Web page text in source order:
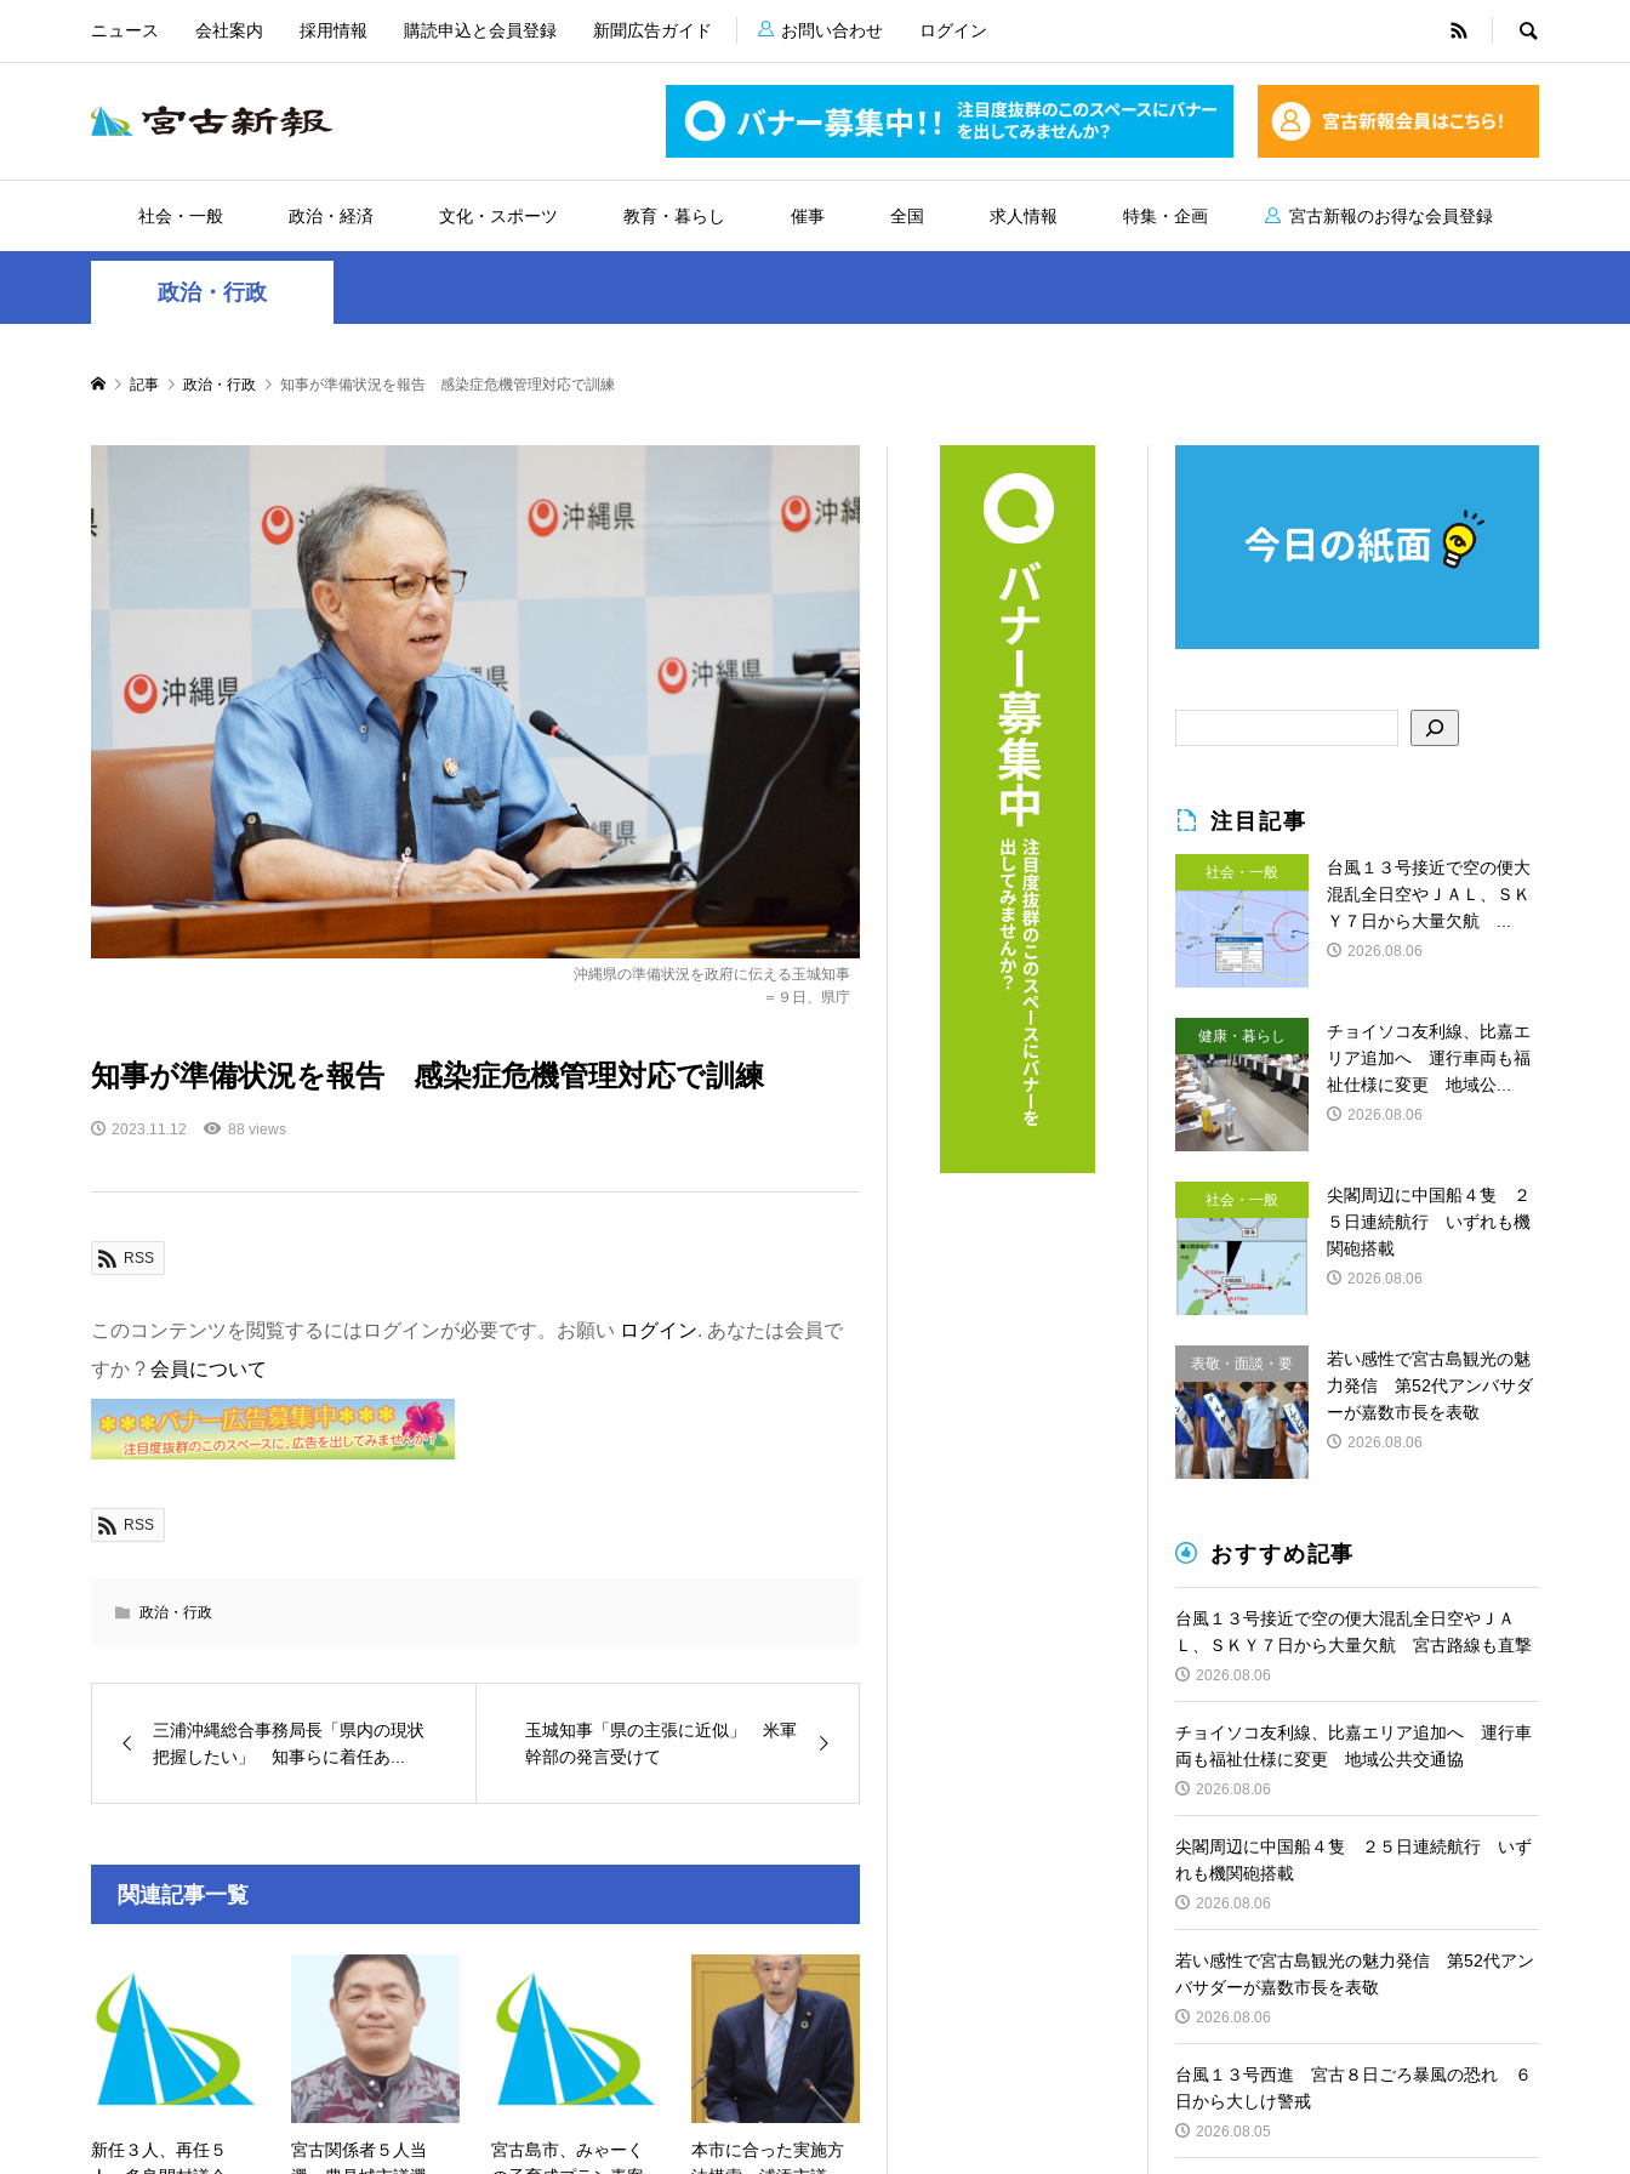
ニュース 会社案内 採用情報 購読申込と会員登録 新聞広告ガイド お問い合わせ ログイン
社会・一般 政治・経済 文化・スポーツ 教育・暮らし 催事 全国 求人情報 特集・企画 宮古新報のお得な会員登録
政治・行政
記事 政治・行政 知事が準備状況を報告 感染症危機管理対応で訓練
沖縄県の準備状況を政府に伝える玉城知事
＝９日、県庁
知事が準備状況を報告 感染症危機管理対応で訓練
2023.11.12 88 views
RSS
このコンテンツを閲覧するにはログインが必要です。お願い ログイン. あなたは会員で
すか ? 会員について
RSS
政治・行政
三浦沖縄総合事務局長「県内の現状
把握したい」 知事らに着任あ...
玉城知事「県の主張に近似」 米軍
幹部の発言受けて
関連記事一覧
新任３人、再任５
宮古関係者５人当
宮古島市、みゃーく
本市に合った実施方
注目記事
社会・一般
台風１３号接近で空の便大
混乱全日空やＪＡＬ、ＳＫ
Ｙ７日から大量欠航 ...
2026.08.06
健康・暮らし
チョイソコ友利線、比嘉エ
リア追加へ 運行車両も福
祉仕様に変更 地域公...
2026.08.06
社会・一般
尖閣周辺に中国船４隻 ２
５日連続航行 いずれも機
関砲搭載
2026.08.06
表敬・面談・要
請
若い感性で宮古島観光の魅
力発信 第52代アンバサダ
ーが嘉数市長を表敬
2026.08.06
おすすめ記事
台風１３号接近で空の便大混乱全日空やＪＡ
Ｌ、ＳＫＹ７日から大量欠航 宮古路線も直撃
2026.08.06
チョイソコ友利線、比嘉エリア追加へ 運行車
両も福祉仕様に変更 地域公共交通協
2026.08.06
尖閣周辺に中国船４隻 ２５日連続航行 いず
れも機関砲搭載
2026.08.06
若い感性で宮古島観光の魅力発信 第52代アン
バサダーが嘉数市長を表敬
2026.08.06
台風１３号西進 宮古８日ごろ暴風の恐れ ６
日から大しけ警戒
2026.08.05